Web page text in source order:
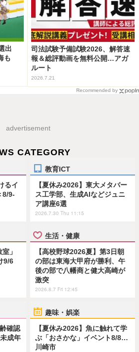
出
も
司法試験予備試験2026、解答速
報＆総評動画を無料公開…アガ
ルート
2026.7.21
Recommended by
advertisement
CATEGORY
るイ
8/9-
教育ICT
【夏休み2026】東大メタバー
ス工学部、生成AIなどジュニ
ア講座6選
2026.7.30 Thu 11:15
」
9/6
生活・健康
【高校野球2026夏】第3日朝
の部は東海大甲府が勝利、午
後の部で八幡商と健大高崎が
激突
2026.8.7 Fri 12:45
確認
成年
趣味・娯楽
【夏休み2026】魚に触れて学
ぶ「おさかな」イベント8/8…
川崎市